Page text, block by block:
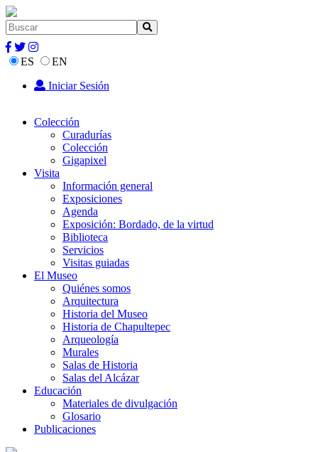
ES
EN
Iniciar Sesión
Colección
Curadurías
Colección
Gigapixel
Visita
Información general
Exposiciones
Agenda
Exposición: Bordado, de la virtud
Biblioteca
Servicios
Visitas guiadas
El Museo
Quiénes somos
Arquitectura
Historia del Museo
Historia de Chapultepec
Arqueología
Murales
Salas de Historia
Salas del Alcázar
Educación
Materiales de divulgación
Glosario
Publicaciones